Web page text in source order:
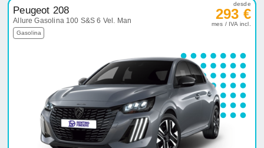
Peugeot 208
Allure Gasolina 100 S&S 6 Vel. Man
Gasolina
desde
293 €
mes / IVA incl.